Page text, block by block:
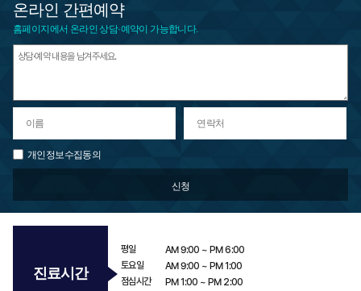
온라인 간편예약
홈페이지에서 온라인 상담·예약이 가능합니다.
개인정보수집동의
진료시간
평일 AM9:00 ~ PM6:00
토요일
AM9:00 ~ PM1:00​
점심시간
PM1:00 ~ PM2:00​